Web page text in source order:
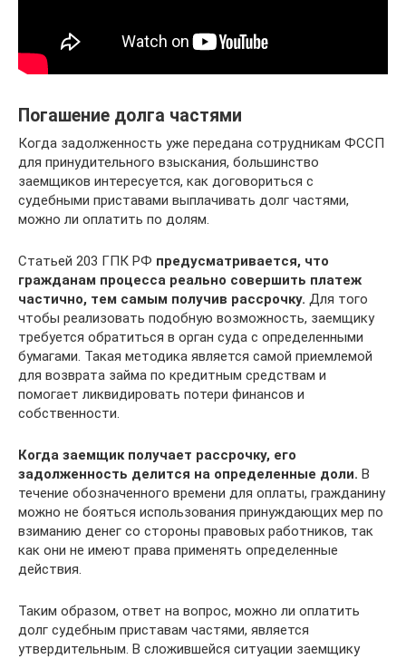
Погашение долга частями
Когда задолженность уже передана сотрудникам ФССП
для принудительного взыскания, большинство
заемщиков интересуется, как договориться с
судебными приставами выплачивать долг частями,
можно ли оплатить по долям.
Статьей 203 ГПК РФ предусматривается, что
гражданам процесса реально совершить платеж
частично, тем самым получив рассрочку. Для того
чтобы реализовать подобную возможность, заемщику
требуется обратиться в орган суда с определенными
бумагами. Такая методика является самой приемлемой
для возврата займа по кредитным средствам и
помогает ликвидировать потери финансов и
собственности.
Когда заемщик получает рассрочку, его
задолженность делится на определенные доли. В
течение обозначенного времени для оплаты, гражданину
можно не бояться использования принуждающих мер по
взиманию денег со стороны правовых работников, так
как они не имеют права применять определенные
действия.
Таким образом, ответ на вопрос, можно ли оплатить
долг судебным приставам частями, является
утвердительным. В сложившейся ситуации заемщику